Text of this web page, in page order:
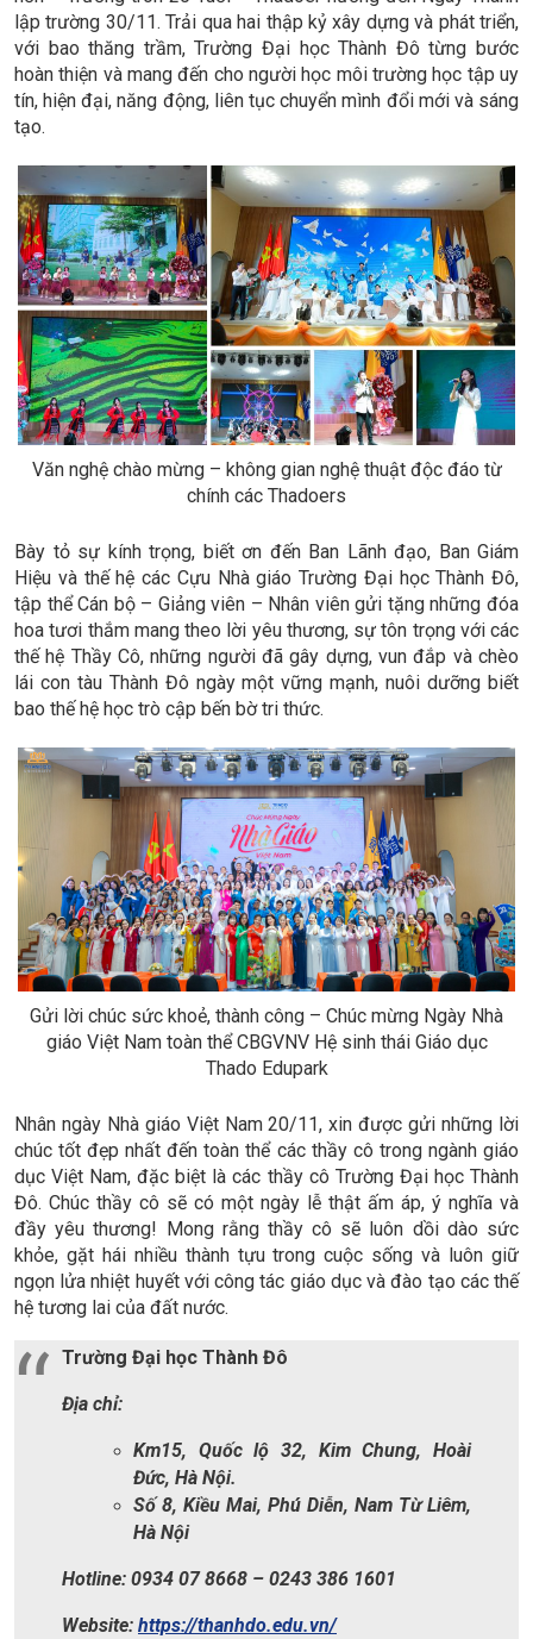
lập trường 30/11. Trải qua hai thập kỷ xây dựng và phát triển,
với bao thăng trầm, Trường Đại học Thành Đô từng bước
hoàn thiện và mang đến cho người học môi trường học tập uy
tín, hiện đại, năng động, liên tục chuyển mình đổi mới và sáng
tạo.
Văn nghệ chào mừng – không gian nghệ thuật độc đáo từ
chính các Thadoers
Bày tỏ sự kính trọng, biết ơn đến Ban Lãnh đạo, Ban Giám
Hiệu và thế hệ các Cựu Nhà giáo Trường Đại học Thành Đô,
tập thể Cán bộ – Giảng viên – Nhân viên gửi tặng những đóa
hoa tươi thắm mang theo lời yêu thương, sự tôn trọng với các
thế hệ Thầy Cô, những người đã gây dựng, vun đắp và chèo
lái con tàu Thành Đô ngày một vững mạnh, nuôi dưỡng biết
bao thế hệ học trò cập bến bờ tri thức.
Gửi lời chúc sức khoẻ, thành công – Chúc mừng Ngày Nhà
giáo Việt Nam toàn thể CBGVNV Hệ sinh thái Giáo dục
Thado Edupark
Nhân ngày Nhà giáo Việt Nam 20/11, xin được gửi những lời
chúc tốt đẹp nhất đến toàn thể các thầy cô trong ngành giáo
dục Việt Nam, đặc biệt là các thầy cô Trường Đại học Thành
Đô. Chúc thầy cô sẽ có một ngày lễ thật ấm áp, ý nghĩa và
đầy yêu thương! Mong rằng thầy cô sẽ luôn dồi dào sức
khỏe, gặt hái nhiều thành tựu trong cuộc sống và luôn giữ
ngọn lửa nhiệt huyết với công tác giáo dục và đào tạo các thế
hệ tương lai của đất nước.
Trường Đại học Thành Đô
Địa chỉ:
Km15, Quốc lộ 32, Kim Chung, Hoài
Đức, Hà Nội.
Số 8, Kiều Mai, Phú Diễn, Nam Từ Liêm,
Hà Nội
Hotline: 0934 07 8668 – 0243 386 1601
Website: https://thanhdo.edu.vn/